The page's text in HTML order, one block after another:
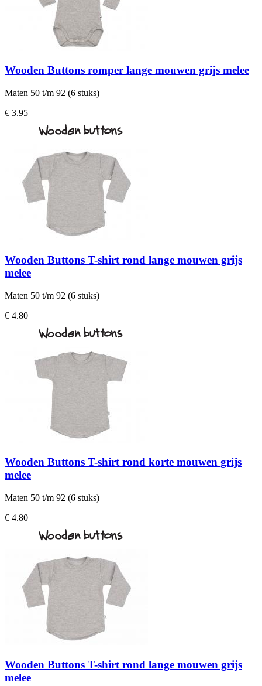
Wooden Buttons romper lange mouwen grijs melee
Maten 50 t/m 92 (6 stuks)
€ 3.95
Wooden Buttons T-shirt rond lange mouwen grijs
melee
Maten 50 t/m 92 (6 stuks)
€ 4.80
Wooden Buttons T-shirt rond korte mouwen grijs
melee
Maten 50 t/m 92 (6 stuks)
€ 4.80
Wooden Buttons T-shirt rond lange mouwen grijs
melee